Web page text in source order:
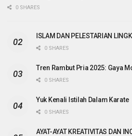
0 SHARES
ISLAM DAN PELESTARIAN
0 SHARES
Tren Rambut Pria 2025: Gaya
0 SHARES
Yuk Kenali Istilah Dalam Karate
0 SHARES
AYAT-AYAT KREATIVITAS DAN